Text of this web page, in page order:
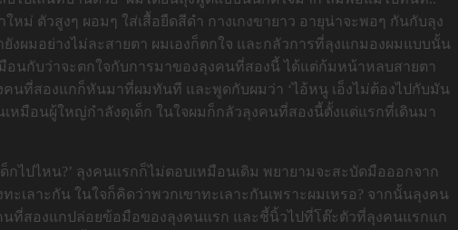
ตัวสูงๆ ผอมๆ ใส่เสื้อยืดสีดำ กางเกงขายาว อายุน่าจะพอๆ กันกับลุง
ผมอย่างไม่ละสายตา ผมเองก็ตกใจ และกลัวการที่ลุงแกมองผมแบบนั้น
อนกับว่าจะตกใจกับการมาของลุงคนที่สองนี้ ได้แต่ก้มหน้าหลบสายตา
คนที่สองแกก็หันมาที่ผมทันที และพูดกับผมว่า ‘ไอ้หนู เอ็งไม่ต้องไปกับมัน
มือนผู้ใหญ่กำลังดุเด็ก ในใจผมก็กลัวลุงคนที่สองนี้ตั้งแต่แรกที่เดินมา
ไปไหน?’ ลุงคนแรกก็ไม่ตอบเหมือนเดิม พยายามจะสะบัดมือออกจาก
ลาะกัน ในใจก็คิดว่าพวกเขาทะเลาะกันเพราะผมเหรอ? จากนั้นลุงคน
นที่สองแกปล่อยข้อมือของลุงคนแรก และชี้นิ้วไปที่โต๊ะตัวที่ลุงคนแรกแก